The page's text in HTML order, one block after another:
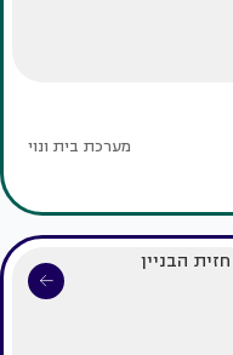
מערכת בית ונוי